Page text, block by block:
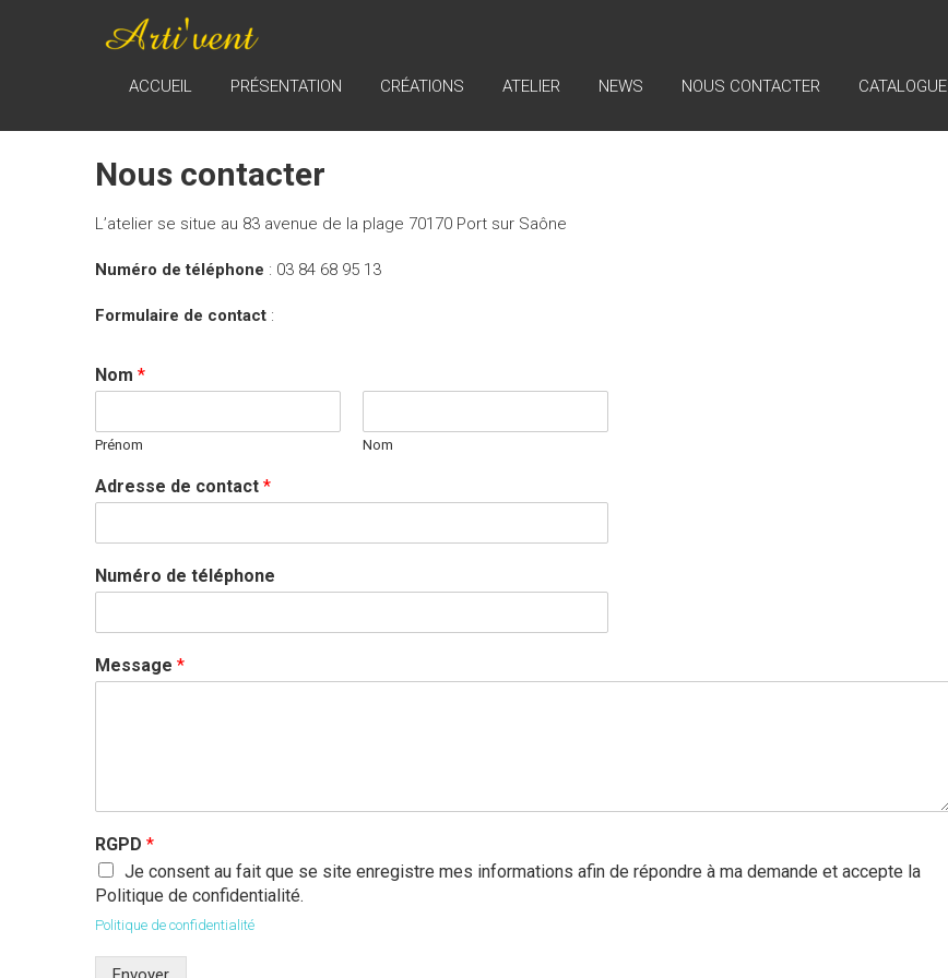
ARTI'VENT
Réparation,
remise en état
d'instruments
ACCUEIL PRÉSENTATION CRÉATIONS ATELIER NEWS NOUS CONTACTER CATALOGUE
Nous contacter
L’atelier se situe au 83 avenue de la plage 70170 Port sur Saône
Numéro de téléphone : 03 84 68 95 13
Formulaire de contact :
Nom *
Prénom Nom
Adresse de contact *
Numéro de téléphone
Message *
RGPD *
Je consent au fait que se site enregistre mes informations afin de répondre à ma demande et accepte la
Politique de confidentialité.
Politique de confidentialité